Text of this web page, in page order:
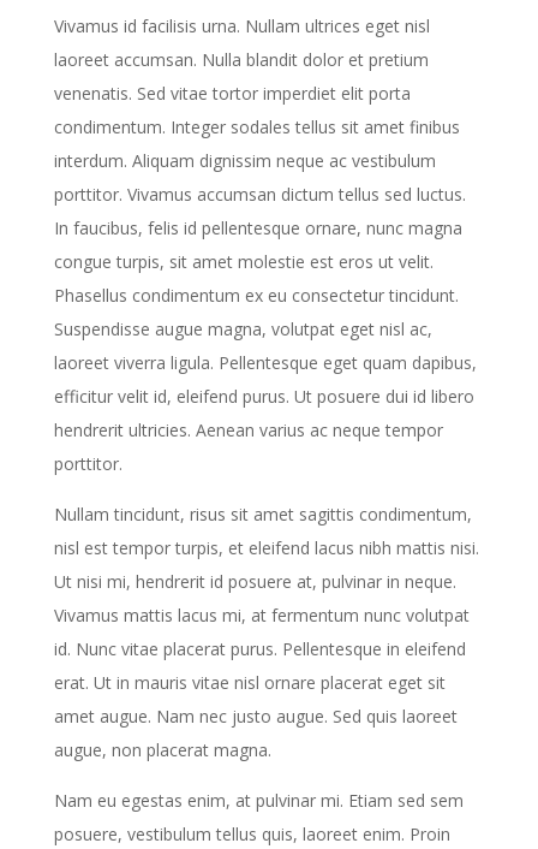
Vivamus id facilisis urna. Nullam ultrices eget nisl
laoreet accumsan. Nulla blandit dolor et pretium
venenatis. Sed vitae tortor imperdiet elit porta
condimentum. Integer sodales tellus sit amet finibus
interdum. Aliquam dignissim neque ac vestibulum
porttitor. Vivamus accumsan dictum tellus sed luctus.
In faucibus, felis id pellentesque ornare, nunc magna
congue turpis, sit amet molestie est eros ut velit.
Phasellus condimentum ex eu consectetur tincidunt.
Suspendisse augue magna, volutpat eget nisl ac,
laoreet viverra ligula. Pellentesque eget quam dapibus,
efficitur velit id, eleifend purus. Ut posuere dui id libero
hendrerit ultricies. Aenean varius ac neque tempor
porttitor.
Nullam tincidunt, risus sit amet sagittis condimentum,
nisl est tempor turpis, et eleifend lacus nibh mattis nisi.
Ut nisi mi, hendrerit id posuere at, pulvinar in neque.
Vivamus mattis lacus mi, at fermentum nunc volutpat
id. Nunc vitae placerat purus. Pellentesque in eleifend
erat. Ut in mauris vitae nisl ornare placerat eget sit
amet augue. Nam nec justo augue. Sed quis laoreet
augue, non placerat magna.
Nam eu egestas enim, at pulvinar mi. Etiam sed sem
posuere, vestibulum tellus quis, laoreet enim. Proin